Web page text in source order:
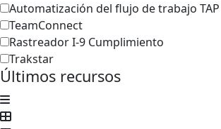
Automatización del flujo de trabajo TAP
TeamConnect
Rastreador I-9 Cumplimiento
Trakstar
Últimos recursos